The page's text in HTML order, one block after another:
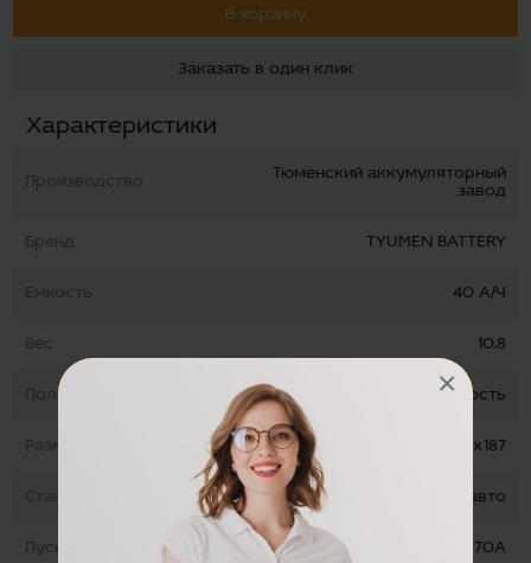
×
В корзину
Заказать в один клик
Характеристики
Производство
Тюменский аккумуляторный
завод
Бренд TYUMEN BATTERY
Емкость 40 А/Ч
Вес 10.8
Полярность прямая полярность
Размеры 128х223х187
Стандарт Для легковых авто
Пусковой ток 370А